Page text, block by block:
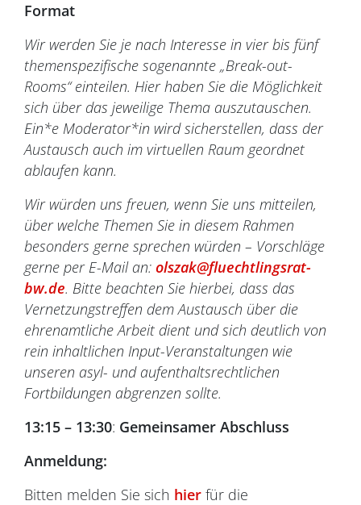
Format
Wir werden Sie je nach Interesse in vier bis fünf
themenspezifische sogenannte „Break-out-
Rooms“ einteilen. Hier haben Sie die Möglichkeit
sich über das jeweilige Thema auszutauschen.
Ein*e Moderator*in wird sicherstellen, dass der
Austausch auch im virtuellen Raum geordnet
ablaufen kann.
Wir würden uns freuen, wenn Sie uns mitteilen,
über welche Themen Sie in diesem Rahmen
besonders gerne sprechen würden – Vorschläge
gerne per E-Mail an: olszak@fluechtlingsrat-
bw.de. Bitte beachten Sie hierbei, dass das
Vernetzungstreffen dem Austausch über die
ehrenamtliche Arbeit dient und sich deutlich von
rein inhaltlichen Input-Veranstaltungen wie
unseren asyl- und aufenthaltsrechtlichen
Fortbildungen abgrenzen sollte.
13:15 – 13:30: Gemeinsamer Abschluss
Anmeldung:
Bitten melden Sie sich hier für die